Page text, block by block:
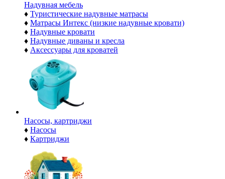
Надувная мебель
♦ Туристические надувные матрасы
♦ Матрасы Интекс (низкие надувные кровати)
♦ Надувные кровати
♦ Надувные диваны и кресла
♦ Аксессуары для кроватей
Насосы, картриджи
♦ Насосы
♦ Картриджи